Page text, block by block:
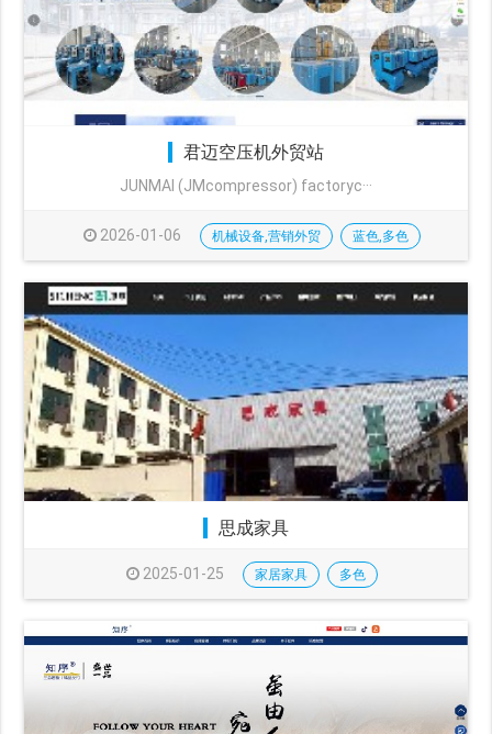
君迈空压机外贸站
JUNMAI (JMcompressor) factoryc···
2026-01-06 机械设备,营销外贸 蓝色,多色
思成家具
2025-01-25 家居家具 多色